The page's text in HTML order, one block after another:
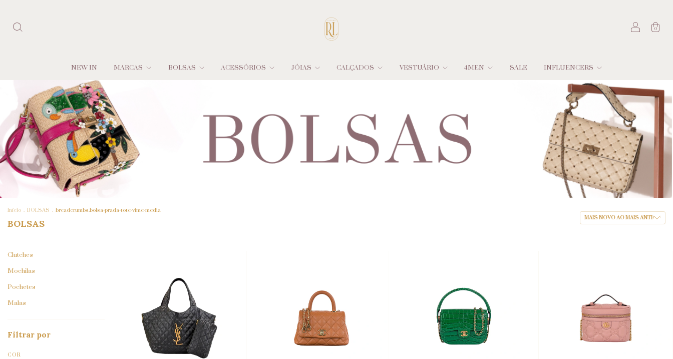
0
NEW IN MARCAS BOLSAS ACESSÓRIOS JÓIAS CALÇADOS VESTUÁRIO 4MEN SALE INFLUENCERS
Início . BOLSAS . breadcrumbs.bolsa-prada-tote-vime-media
BOLSAS
Clutches
Mochilas
Pochetes
Malas
Filtrar por
COR